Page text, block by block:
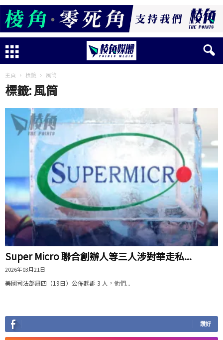
主頁 標籤 風筒
標籤: 風筒
Super Micro 聯合創辦人等三人涉對華走私...
2026年03月21日
美國司法部周四（19日）公佈起訴 3 人，他們...
讚好